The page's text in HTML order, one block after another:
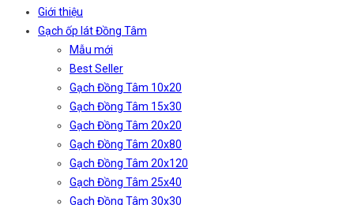
Giới thiệu
Gạch ốp lát Đồng Tâm
Mẫu mới
Best Seller
Gạch Đồng Tâm 10x20
Gạch Đồng Tâm 15x30
Gạch Đồng Tâm 20x20
Gạch Đồng Tâm 20x80
Gạch Đồng Tâm 20x120
Gạch Đồng Tâm 25x40
Gạch Đồng Tâm 30x30